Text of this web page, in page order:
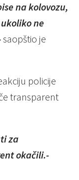
na kolovozu,
ne
saopštio je
policije
transparent
za
okačili.-